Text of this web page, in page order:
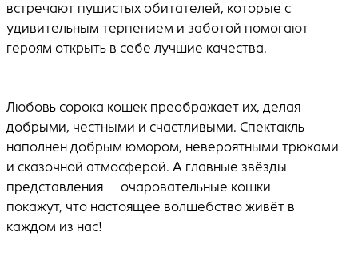
встречают пушистых обитателей, которые с
удивительным терпением и заботой помогают
героям открыть в себе лучшие качества.
Любовь сорока кошек преображает их, делая
добрыми, честными и счастливыми. Спектакль
наполнен добрым юмором, невероятными трюками
и сказочной атмосферой. А главные звёзды
представления — очаровательные кошки —
покажут, что настоящее волшебство живёт в
каждом из нас!